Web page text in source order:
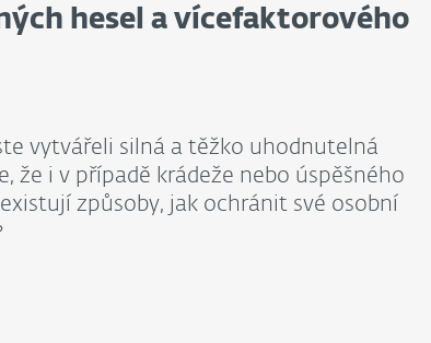
hesel a vícefaktorového
vytvářeli silná a těžko uhodnutelná
že i v případě krádeže nebo úspěšného
způsoby, jak ochránit své osobní